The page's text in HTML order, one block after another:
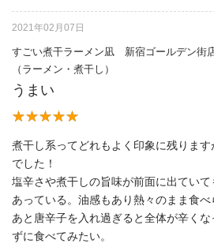
2021年02月07日
すごい煮干ラーメン凪 新宿ゴールデン街
（ラーメン・煮干し）
うまい
煮干し系ってどれもよく印象に残りま
でした！
塩辛さや煮干しの旨味が前面に出ていて
あっている。油感もあり熱々のまま食べ
あと唐辛子を入れ過ぎると全体が辛く
ずに食べてみたい。